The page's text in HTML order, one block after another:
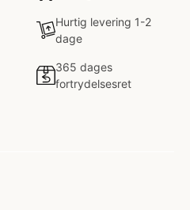
Hurtig levering 1-2
dage
365 dages
fortrydelsesret